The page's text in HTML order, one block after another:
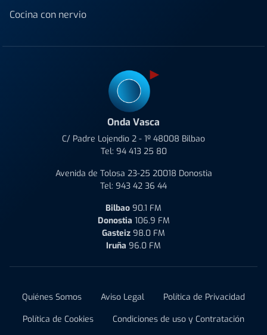
Cocina con nervio
Onda Vasca
C/ Padre Lojendio 2 - 1º 48008 Bilbao
Tel: 94 413 25 80
Avenida de Tolosa 23-25 20018 Donostia
Tel: 943 42 36 44
Bilbao 90.1 FM
Donostia 106.9 FM
Gasteiz 98.0 FM
Iruña 96.0 FM
Quiénes Somos Aviso Legal
Política de Privacidad
Política de Cookies
Condiciones de uso y Contratación